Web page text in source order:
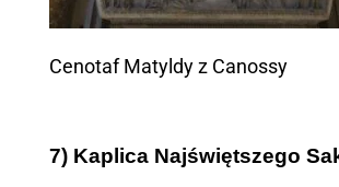
Cenotaf Matyldy z Canossy
7) Kaplica Najświętszego